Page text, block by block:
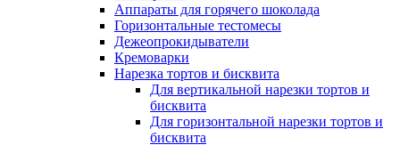
Аппараты для горячего шоколада
Горизонтальные тестомесы
Дежеопрокидыватели
Кремоварки
Нарезка тортов и бисквита
Для вертикальной нарезки тортов и
бисквита
Для горизонтальной нарезки тортов и
бисквита